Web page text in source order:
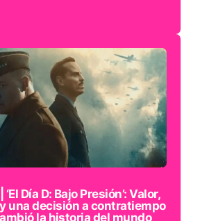
Día D: Bajo Presión’: Valor,
una decisión a contratiempo
la historia del mundo